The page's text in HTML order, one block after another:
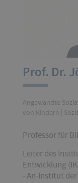
Prof. Dr.
Angewandte
von Kindern |
Professor für
Leiter des
Entwicklung
- An-Institut